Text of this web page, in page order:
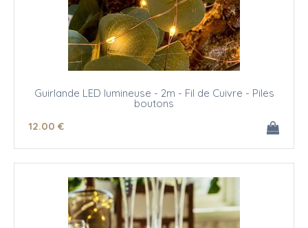
Guirlande LED lumineuse - 2m - Fil de Cuivre - Piles
boutons
12.00 €